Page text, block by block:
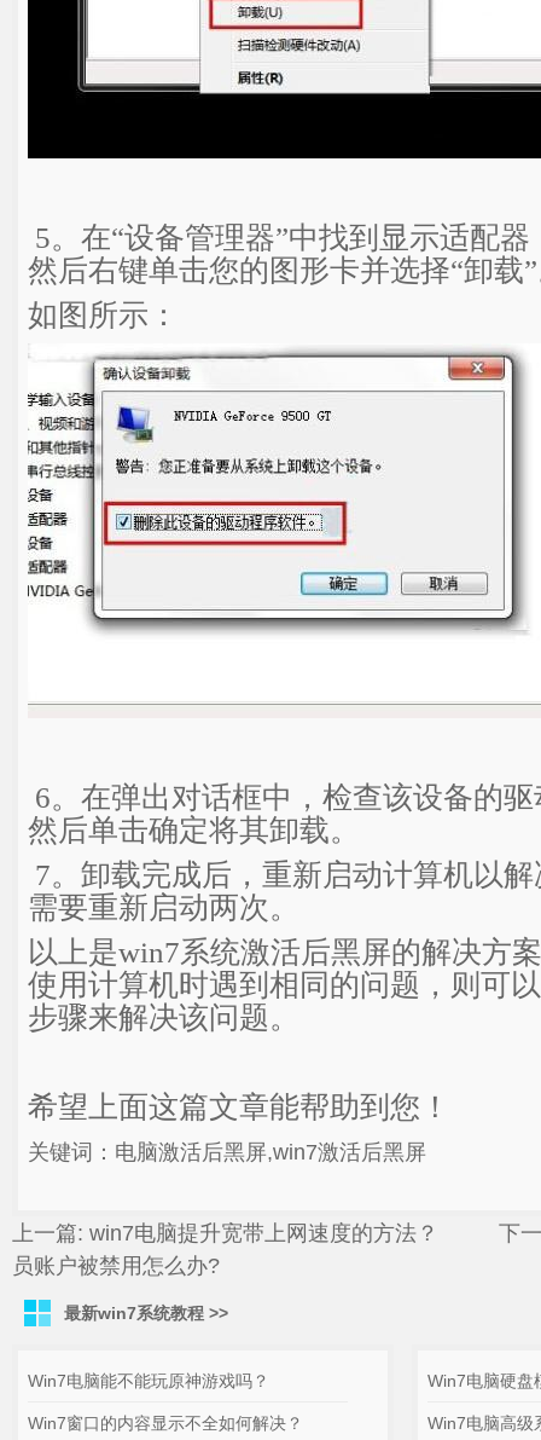
5。在“设备管理器”中找到显示适配
然后右键单击您的图形卡并选择“卸载
如图所示：
6。在弹出对话框中，检查该设备的
然后单击确定将其卸载。
7。卸载完成后，重新启动计算机以
需要重新启动两次。
以上是win7系统激活后黑屏的解决方
使用计算机时遇到相同的问题，则可
步骤来解决该问题。
希望上面这篇文章能帮助到您！
关键词：电脑激活后黑屏,win7激活后黑屏
上一篇: win7电脑提升宽带上网速度的方法？
下一
员账户被禁用怎么办?
最新win7系统教程 >>
Win7电脑能不能玩原神游戏吗？
Win7窗口的内容显示不全如何解决？
Win7电脑硬盘
Win7电脑高级